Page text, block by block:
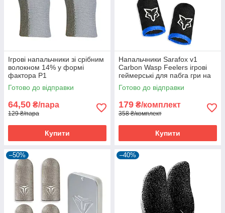
Ігрові напальчники зі срібним
волокном 14% у формі
фактора P1
Готово до відправки
64,50 ₴/пара
129 ₴/пара
Купити
Напальчники Sarafox v1
Carbon Wasp Feelers ігрові
геймерські для пабга гри на
телефоні пубг pubg mobile 2
шт
Готово до відправки
179 ₴/комплект
358 ₴/комплект
Купити
–50% –40%